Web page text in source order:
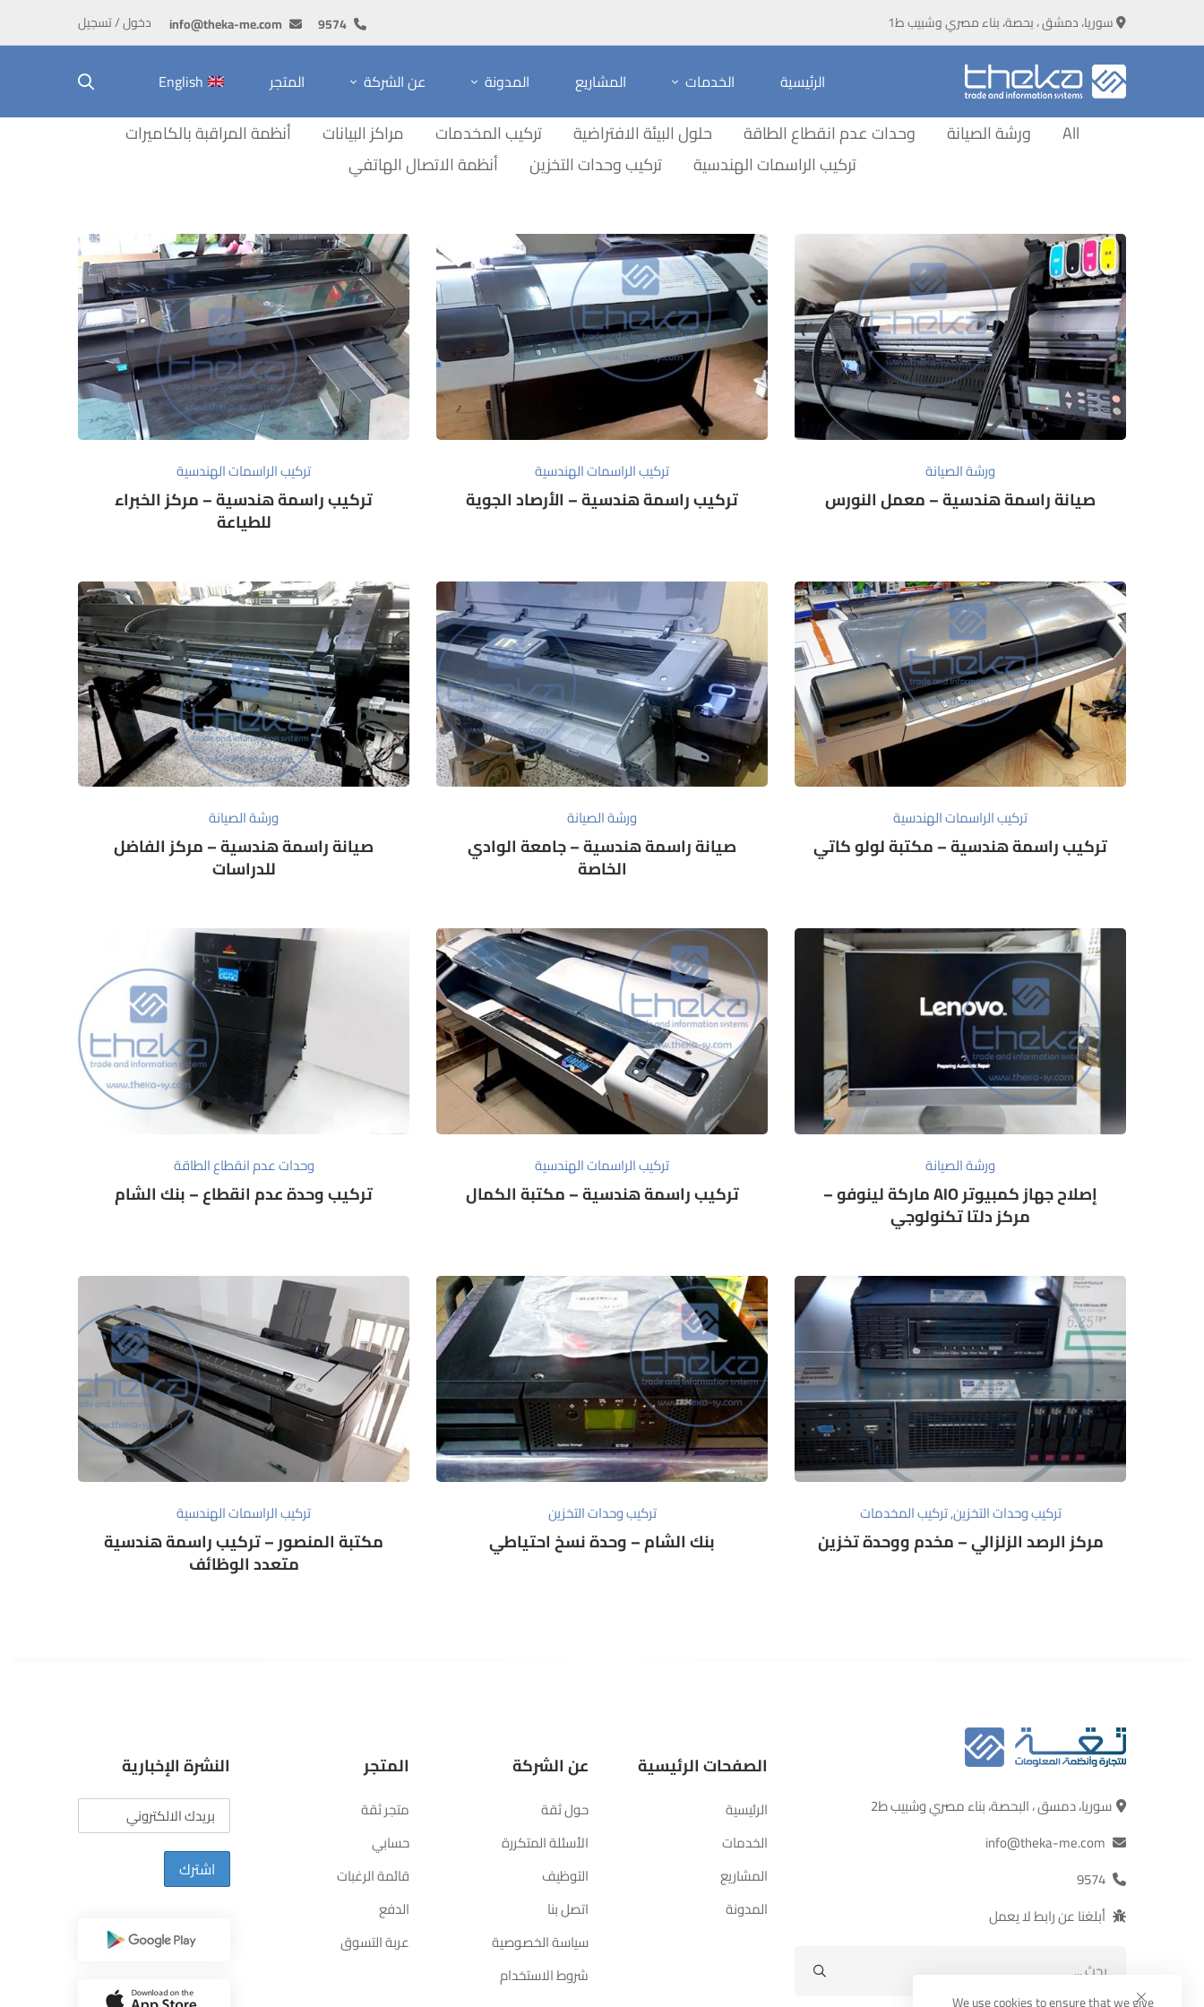
سوريا، دمشق ، بحصة، بناء مصري وشبيب ط1 9574
info@theka-me.com دخول / تسجيل
الرئيسية الخدمات المشاريع المدونة عن الشركة المتجر English
All ورشة الصيانة وحدات عدم انقطاع الطاقة حلول البيئة الافتراضية تركيب المخدمات مراكز البيانات
أنظمة المراقبة بالكاميرات
تركيب الراسمات الهندسية
تركيب وحدات التخزين أنظمة الاتصال الهاتفي
ورشة الصيانة
صيانة راسمة هندسية – معمل النورس
تركيب الراسمات الهندسية
تركيب راسمة هندسية – الأرصاد الجوية
تركيب الراسمات الهندسية
تركيب راسمة هندسية – مركز الخبراء
للطياعة
تركيب الراسمات الهندسية
تركيب راسمة هندسية – مكتبة لولو كاتي
ورشة الصيانة
صيانة راسمة هندسية – جامعة الوادي
الخاصة
ورشة الصيانة
صيانة راسمة هندسية – مركز الفاضل
للدراسات
ورشة الصيانة
إصلاح جهاز كمبيوتر AIO ماركة لينوفو –
مركز دلتا تكنولوجي
تركيب الراسمات الهندسية
تركيب راسمة هندسية – مكتبة الكمال
وحدات عدم انقطاع الطاقة
تركيب وحدة عدم انقطاع – بنك الشام
تركيب وحدات التخزين,تركيب المخدمات
مركز الرصد الزلزالي – مخدم ووحدة تخزين
تركيب وحدات التخزين
بنك الشام – وحدة نسخ احتياطي
تركيب الراسمات الهندسية
مكتبة المنصور – تركيب راسمة هندسية
متعدد الوظائف
النشرة الإخبارية
اشترك
المتجر
متجر ثقة
حسابي
قائمة الرغبات
الدفع
عربة التسوق
عن الشركة
حول ثقة
الأسئلة المتكررة
التوظيف
اتصل بنا
سياسة الخصوصية
شروط الاستخدام
الصفحات الرئيسية
الرئيسية
الخدمات
المشاريع
المدونة
سوريا، دمسق ، البحصة، بناء مصري وشبيب ط2
info@theka-me.com
9574
أبلغنا عن رابط لا يعمل